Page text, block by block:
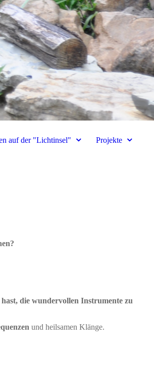
auf der "Lichtinsel" Projekte
die wundervollen Instrumente zu
und heilsamen Klänge.